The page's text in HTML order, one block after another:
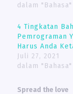
dalam "Bahasa"
4 Tingkatan
Pemrograman
Harus Anda
Juli 27, 2021
dalam "Bahasa"
Spread the love